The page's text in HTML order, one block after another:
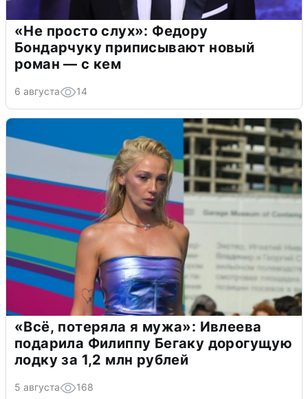
«Не просто слух»: Федору
Бондарчуку приписывают новый
роман — с кем
6 августа 14
«Всё, потеряла я мужа»: Ивлеева
подарила Филиппу Бегаку дорогущую
лодку за 1,2 млн рублей
5 августа 168